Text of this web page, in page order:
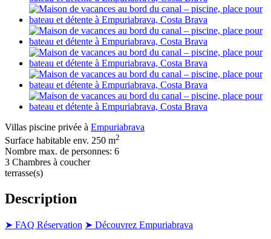
Villas piscine privée à Empuriabrava
Surface habitable env. 250 m2
Nombre max. de personnes: 6
3 Chambres à coucher
terrasse(s)
Description
➤ FAQ Réservation ➤ Découvrez Empuriabrava